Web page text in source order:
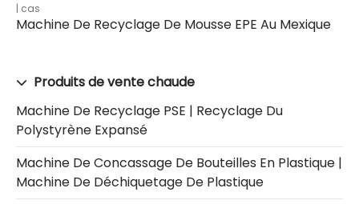
cas
Machine De Recyclage De Mousse EPE Au Mexique
Produits de vente chaude
Machine De Recyclage PSE | Recyclage Du
Polystyrène Expansé
Machine De Concassage De Bouteilles En Plastique |
Machine De Déchiquetage De Plastique